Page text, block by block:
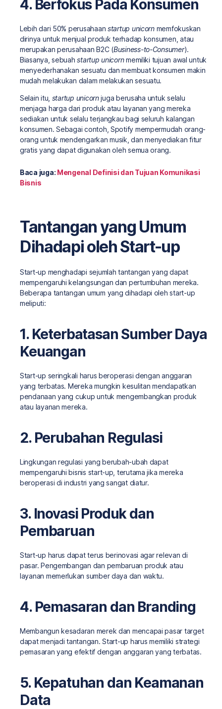
4. Berfokus Pada Konsumen
Lebih dari 50% perusahaan startup unicornmemfokuskan
dirinya untuk menjual produk terhadap konsumen, atau
merupakan perusahaan B2C (Business-to-Consumer).
Biasanya, sebuahstartup unicornmemiliki tujuan awal untuk
menyederhanakan sesuatu dan membuat konsumen makin
mudah melakukan dalam melakukan sesuatu.
Selain itu, startup unicornjuga berusaha untuk selalu
menjaga harga dari produk atau layanan yang mereka
sediakan untuk selalu terjangkau bagi seluruh kalangan
konsumen. Sebagai contoh, Spotify mempermudah orang-
orang untuk mendengarkan musik, dan menyediakan fitur
gratis yang dapat digunakan oleh semua orang.
Baca juga: Mengenal Definisi dan Tujuan Komunikasi
Bisnis
Tantangan yang Umum
Dihadapi oleh Start-up
Start-up menghadapi sejumlah tantangan yang dapat
mempengaruhi kelangsungan dan pertumbuhan mereka.
Beberapa tantangan umum yang dihadapi oleh start-up
meliputi:
1. Keterbatasan Sumber Daya
Keuangan
Start-up seringkali harus beroperasi dengan anggaran
yang terbatas. Mereka mungkin kesulitan mendapatkan
pendanaan yang cukup untuk mengembangkan produk
atau layanan mereka.
2. Perubahan Regulasi
Lingkungan regulasi yang berubah-ubah dapat
mempengaruhi bisnis start-up, terutama jika mereka
beroperasi di industri yang sangat diatur.
3. Inovasi Produk dan
Pembaruan
Start-up harus dapat terus berinovasi agar relevan di
pasar. Pengembangan dan pembaruan produk atau
layanan memerlukan sumber daya dan waktu.
4. Pemasaran dan Branding
Membangun kesadaran merek dan mencapai pasar target
dapat menjadi tantangan. Start-up harus memiliki strategi
pemasaran yang efektif dengan anggaran yang terbatas.
5. Kepatuhan dan Keamanan
Data